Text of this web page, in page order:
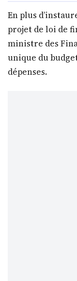
En plus
projet de loi de
ministre des
unique du
dépenses.